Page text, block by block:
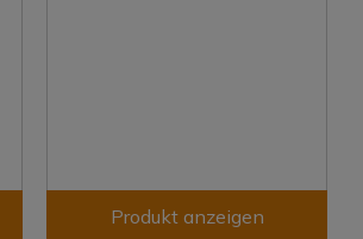
Produkt anzeigen